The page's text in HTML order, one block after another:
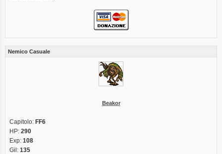
Nemico Casuale
Beakor
Capitolo: FF6
HP: 290
Exp: 108
Gil: 135